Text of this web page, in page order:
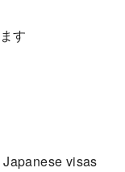
す
visas